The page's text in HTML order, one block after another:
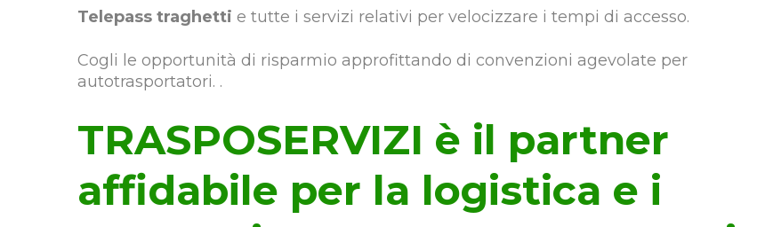
Telepass traghetti e tutte i servizi relativi per velocizzare i tempi di accesso.
Cogli le opportunità di risparmio approfittando di convenzioni agevolate per
autotrasportatori. .
TRASPOSERVIZI è il partner
affidabile per la logistica e i